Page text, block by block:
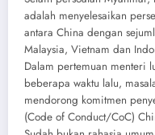
adalah menyelesaikan
antara China dengan
Malaysia, Vietnam dan
Dalam pertemuan menteri
beberapa waktu lalu,
mendorong komitmen
(Code of Conduct/CoC)